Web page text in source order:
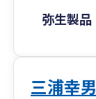
弥生製品
三浦幸